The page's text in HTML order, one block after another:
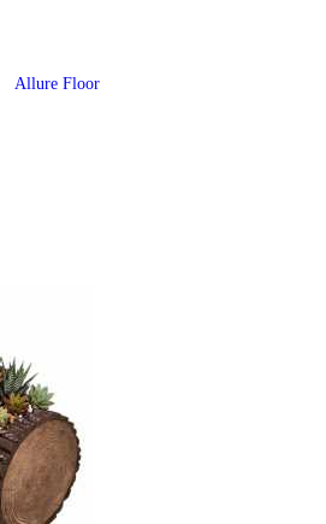
Allure Floor
Alpine Floor